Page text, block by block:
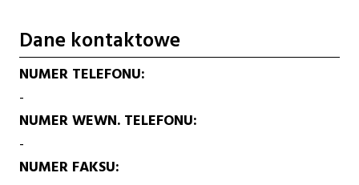
Dane kontaktowe
NUMER TELEFONU
-
NUMER WEWN. TELEFONU
-
NUMER FAKSU